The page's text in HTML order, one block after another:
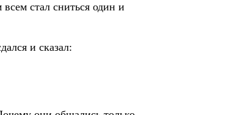
стал сниться один и
и сказал: